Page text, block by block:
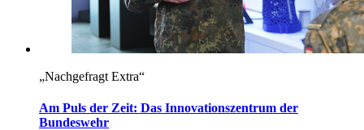
„Nachgefragt Extra“
Am Puls der Zeit: Das Innovationszentrum der
Bundeswehr